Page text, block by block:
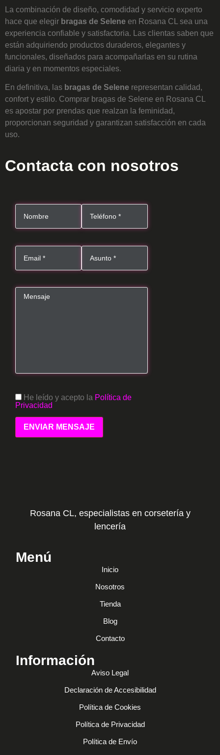
La combinación de diseño, comodidad y servicio experto
hace que elegir bragas de Selene en Rosana CL sea una
experiencia confiable y satisfactoria. Las clientas saben que
están adquiriendo productos duraderos, elegantes y
funcionales, diseñados para acompañarlas en su rutina
diaria y en momentos especiales.
En definitiva, las bragas de Selene representan calidad,
confort y estilo. Comprar bragas de Selene en Rosana CL
es apostar por prendas que realzan la feminidad,
proporcionan seguridad y garantizan satisfacción en cada
uso.
Contacta con nosotros
He leído y acepto la Política de
Privacidad
Por favor, deja este campo vacío.
Rosana CL, especialistas en corsetería y
lencería
Menú
Inicio
Nosotros
Tienda
Blog
Contacto
Información
Aviso Legal
Declaración de Accesibilidad
Política de Cookies
Política de Privacidad
Política de Envío